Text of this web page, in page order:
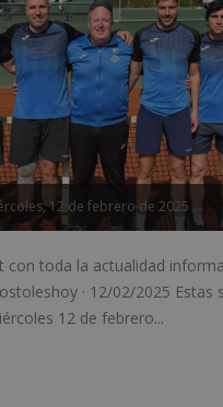
12 de febrero de 2025
con toda la actualidad
· 12/02/2025 Estas
12 de febrero...